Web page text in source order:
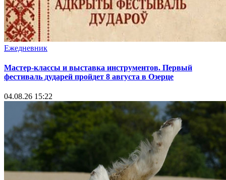
Ежедневник
Мастер-классы и выставка инструментов. Первый
фестиваль дударей пройдет 8 августа в Озерце
04.08.26 15:22